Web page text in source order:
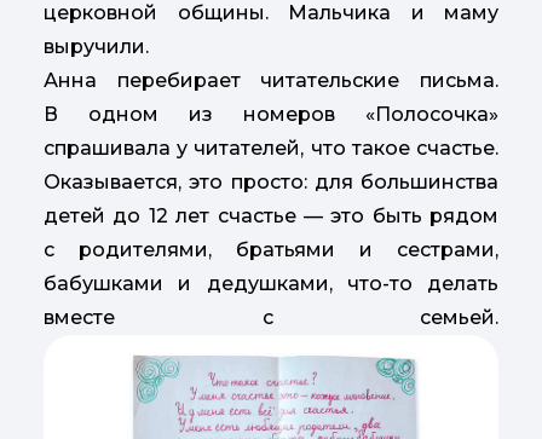
церковной общины. Мальчика и маму
выручили.
Анна перебирает читательские письма.
В одном из номеров «Полосочка»
спрашивала у читателей, что такое счастье.
Оказывается, это просто: для большинства
детей до 12 лет счастье — это быть рядом
с родителями, братьями и сестрами,
бабушками и дедушками, что-то делать
вместе с семьей.